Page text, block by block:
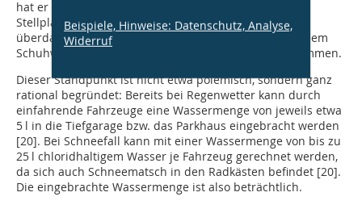
hat er auch Anspruch auf Vorteile gegenüber einem
Stellplatz am Straßenrand. Dazu gehört, spe­ziell bei
überdachten Parkdecks, dass man das Auto mit üblichem
Schuhwerk verlassen kann, ohne nasse Füße zu bekommen.
Dieser Standpunkt ist nicht etwa polemisch, sondern ganz
rational begründet: Bereits bei Regenwetter kann durch
einfahrende Fahrzeuge eine Wassermenge von jeweils etwa
5 l in die Tiefgarage bzw. das Parkhaus eingebracht werden
[20]. Bei Schneefall kann mit einer Wassermenge von bis zu
25 l chloridhaltigem Wasser je Fahrzeug gerechnet werden,
da sich auch Schneematsch in den Radkästen befindet [20].
Die eingebrachte Wassermenge ist also beträchtlich.
Beispiele, Hinweise: Datenschutz, Analyse,
Widerruf